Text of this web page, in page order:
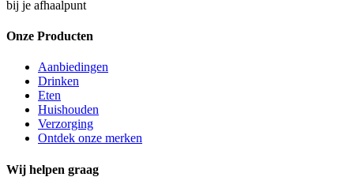
bij je afhaalpunt
Onze Producten
Aanbiedingen
Drinken
Eten
Huishouden
Verzorging
Ontdek onze merken
Wij helpen graag